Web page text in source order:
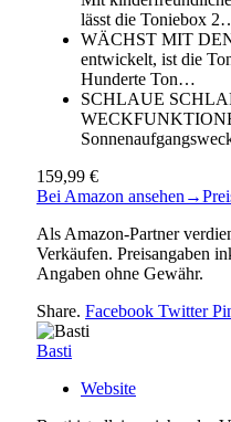
lässt die Toniebox
WÄCHST MIT
entwickelt, ist die
Hunderte Ton…
SCHLAUE
159,99 €
Bei Amazon ansehen→
Als Amazon-Partner
Verkäufen. Preisangaben
Angaben ohne Gewähr.
Share. Facebook Twitter
Basti
Website